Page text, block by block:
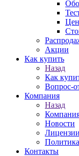
Акции
Как купить
Назад
Как
Вопрос-
Компания
Назад
Новости
Политика
Контакты